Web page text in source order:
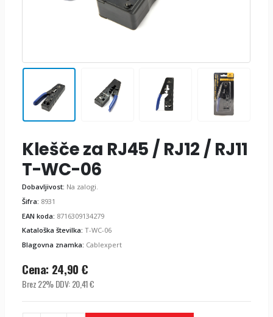
Klešče za RJ45 / RJ12 / RJ11
T-WC-06
Dobavljivost: Na zalogi.
Šifra: 8931
EAN koda: 8716309134279
Kataloška številka: T-WC-06
Blagovna znamka: Cablexpert
Cena: 24,90 €
Brez 22% DDV:20,41€